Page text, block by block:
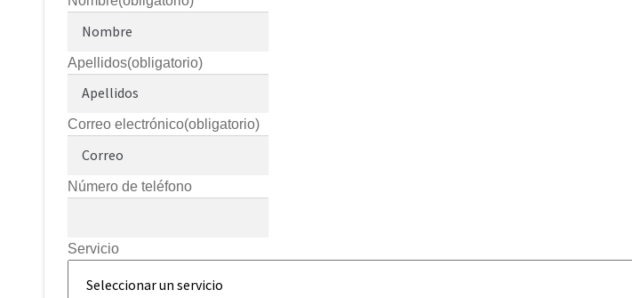
Apellidos(obligatorio)
Correo electrónico(obligatorio)
Número de teléfono
Servicio